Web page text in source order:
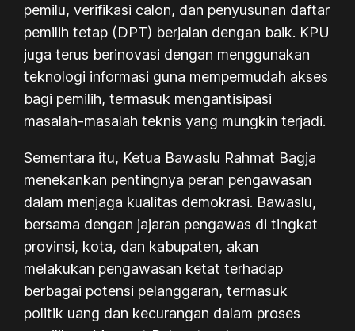
pemilu, verifikasi calon, dan penyusunan daftar
pemilih tetap (DPT) berjalan dengan baik. KPU
juga terus berinovasi dengan menggunakan
teknologi informasi guna mempermudah akses
bagi pemilih, termasuk mengantisipasi
masalah-masalah teknis yang mungkin terjadi.
Sementara itu, Ketua Bawaslu Rahmat Bagja
menekankan pentingnya peran pengawasan
dalam menjaga kualitas demokrasi. Bawaslu,
bersama dengan jajaran pengawas di tingkat
provinsi, kota, dan kabupaten, akan
melakukan pengawasan ketat terhadap
berbagai potensi pelanggaran, termasuk
politik uang dan kecurangan dalam proses